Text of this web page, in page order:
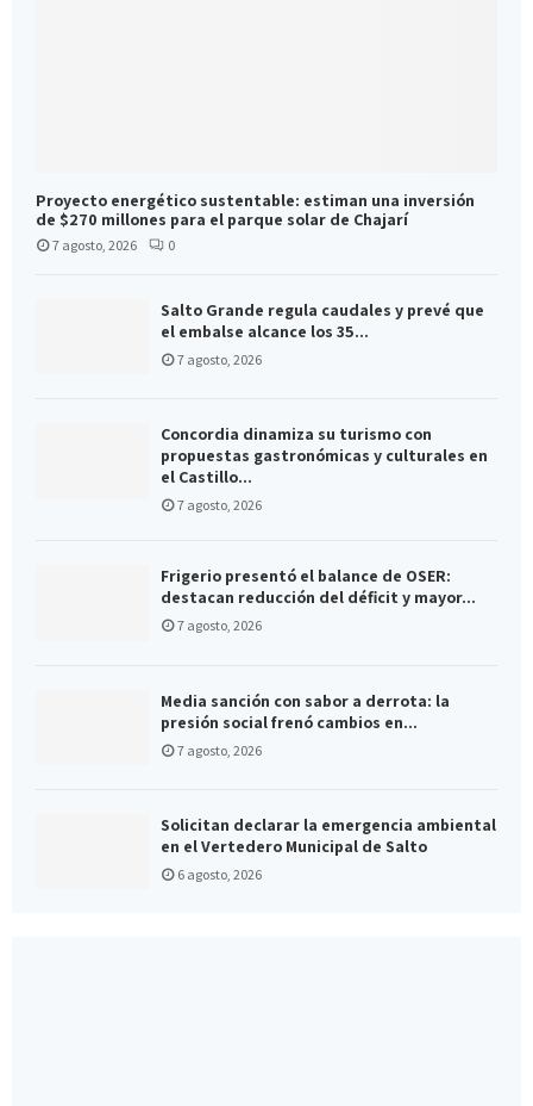
Proyecto energético sustentable: estiman una inversión
de $270 millones para el parque solar de Chajarí
7 agosto, 2026 0
Salto Grande regula caudales y prevé que
el embalse alcance los 35...
7 agosto, 2026
Concordia dinamiza su turismo con
propuestas gastronómicas y culturales en
el Castillo...
7 agosto, 2026
Frigerio presentó el balance de OSER:
destacan reducción del déficit y mayor...
7 agosto, 2026
Media sanción con sabor a derrota: la
presión social frenó cambios en...
7 agosto, 2026
Solicitan declarar la emergencia ambiental
en el Vertedero Municipal de Salto
6 agosto, 2026